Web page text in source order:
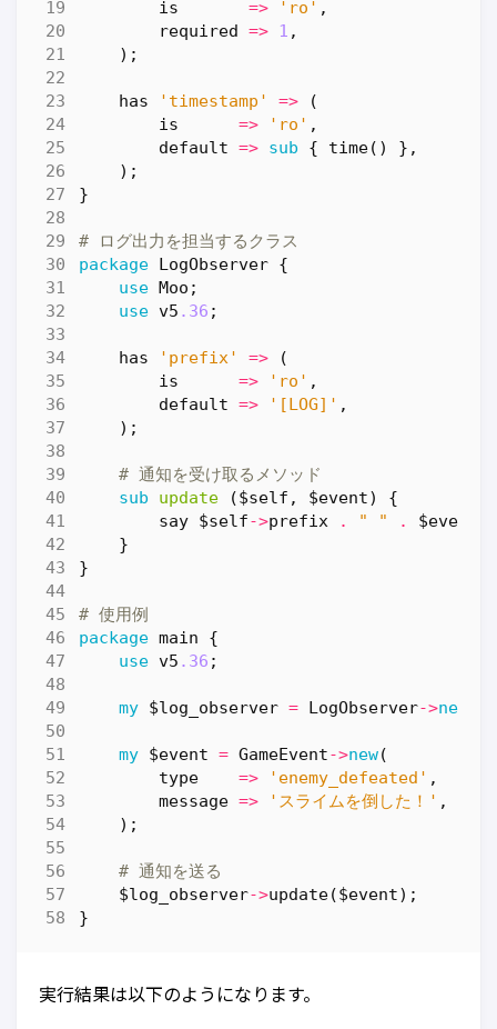
is
=> 'ro' ,
required => 1 ,
);
has 'timestamp' =>
(
is
=> 'ro' ,
default => sub { time()
},
);
}
# ログ出力を担当するクラス
package LogObserver {
use Moo ;
use v5 .36 ;
has 'prefix' =>
(
is
=> 'ro' ,
default => '[LOG]' ,
);
# 通知を受け取るメソッド
sub
update
($self, $event) {
say $self->prefix . " " . $event
}
}
# 使用例
package main
{
use v5 .36 ;
my $log_observer = LogObserver->new
my $event = GameEvent->new(
type
=> 'enemy_defeated' ,
message => 'スライムを倒した！' ,
);
# 通知を送る
$log_observer->update($event);
}
実行結果は以下のようになります。